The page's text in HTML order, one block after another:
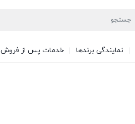
نمایندگی برندها خدمات پس از فروش